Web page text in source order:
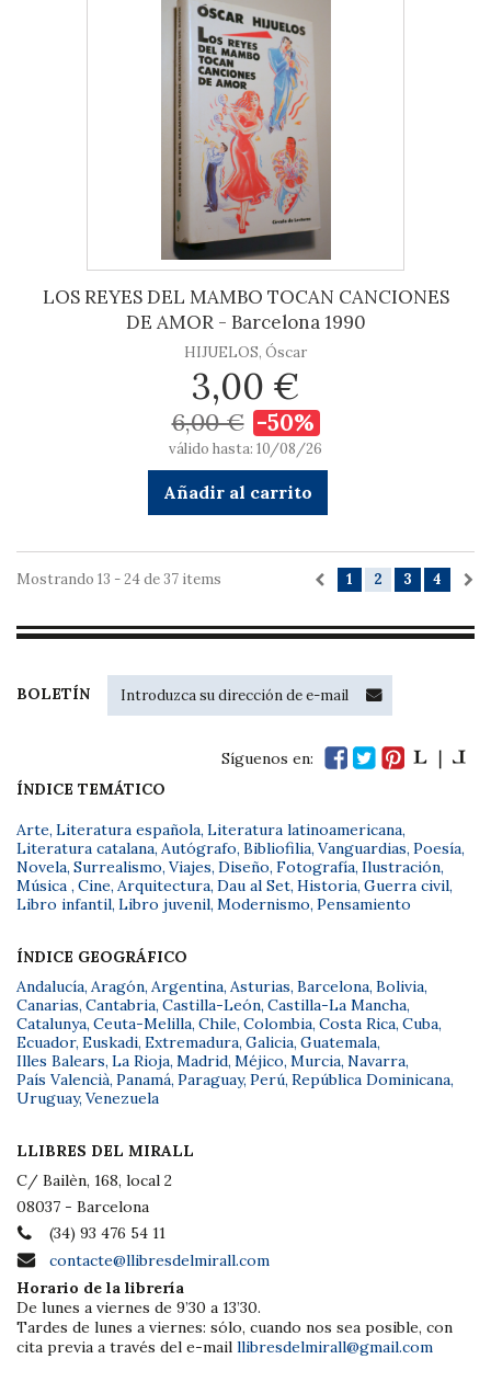
LOS REYES DEL MAMBO TOCAN CANCIONES
DE AMOR - Barcelona 1990
HIJUELOS, Óscar
3,00 €
6,00 € -50%
válido hasta: 10/08/26
Añadir al carrito
1 2 3 4
Mostrando 13 - 24 de 37 items
BOLETÍN
Síguenos en:
ÍNDICE TEMÁTICO
Arte, Literatura española, Literatura latinoamericana,
Literatura catalana, Autógrafo, Bibliofilia, Vanguardias, Poesía,
Novela, Surrealismo, Viajes, Diseño, Fotografía, Ilustración,
Música , Cine, Arquitectura, Dau al Set, Historia, Guerra civil,
Libro infantil, Libro juvenil, Modernismo, Pensamiento
ÍNDICE GEOGRÁFICO
Andalucía, Aragón, Argentina, Asturias, Barcelona, Bolivia,
Canarias, Cantabria, Castilla-León, Castilla-La Mancha,
Catalunya, Ceuta-Melilla, Chile, Colombia, Costa Rica, Cuba,
Ecuador, Euskadi, Extremadura, Galicia, Guatemala,
Illes Balears, La Rioja, Madrid, Méjico, Murcia, Navarra,
País Valencià, Panamá, Paraguay, Perú, República Dominicana,
Uruguay, Venezuela
LLIBRES DEL MIRALL
C/ Bailèn, 168, local 2
08037 - Barcelona
(34) 93 476 54 11
contacte@llibresdelmirall.com
Horario de la librería
De lunes a viernes de 9’30 a 13’30.
Tardes de lunes a viernes: sólo, cuando nos sea posible, con
cita previa a través del e-mail llibresdelmirall@gmail.com